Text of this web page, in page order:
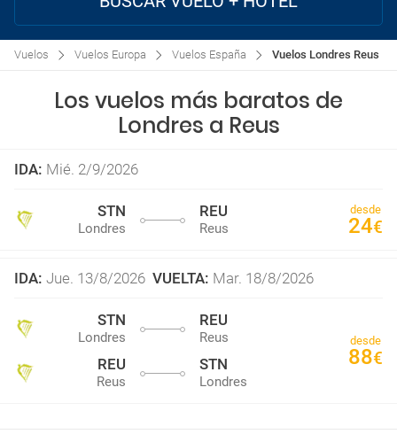
Vuelos Vuelos Europa Vuelos España Vuelos Londres Reus
Los vuelos más baratos de
Londres a Reus
IDA: Mié. 2/9/2026
STN
Londres
REU
Reus
desde
24€
IDA: Jue. 13/8/2026 VUELTA: Mar. 18/8/2026
STN
Londres
REU
Reus
REU
Reus
STN
Londres
desde
88€